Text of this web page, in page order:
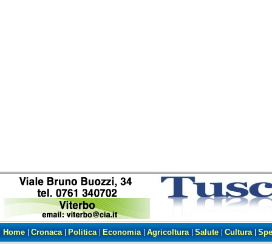
Home Cronaca Politica Economia Agricoltura Salute Cultura